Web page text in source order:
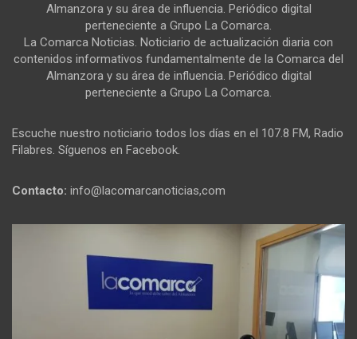
Almanzora y su área de influencia. Periódico digital
perteneciente a Grupo La Comarca.
La Comarca Noticias. Noticiario de actualización diaria con
contenidos informativos fundamentalmente de la Comarca del
Almanzora y su área de influencia. Periódico digital
perteneciente a Grupo La Comarca.
Escuche nuestro noticiario todos los días en el 107.8 FM, Radio
Filabres. Síguenos en Facebook.
Contacto: info@lacomarcanoticias,com